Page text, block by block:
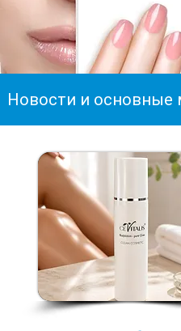
Новости и основные